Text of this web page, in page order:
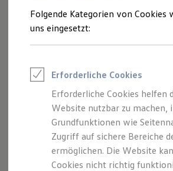
Saisonangebote
Reifenpakete
Leasing
Leasing-Angebote
Elektroauto Leasing
Kleinwagen-Leasing
Leasing ohne Anzahlung
Finanzierung
Autokredit mit
Versicherungen und Garantien
Kfz-Versicherung
Garantien
Der Polo
Kompakt, wendig und voller
Entdecken Sie den Polo.
Folgende Kategorien von Cookies
uns eingesetzt:
Erforderliche Cookies
Erforderliche Cookies helfen
Website nutzbar zu machen,
Grundfunktionen wie
Zugriff auf sichere Bereiche
ermöglichen. Die Website
Cookies nicht richtig